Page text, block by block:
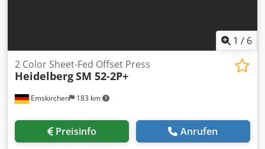
1 / 6
Emskirchen 183 km
2 Color Sheet-Fed Offset Press
HeidelbergSM 52-2P+
Preisinfo Anrufen